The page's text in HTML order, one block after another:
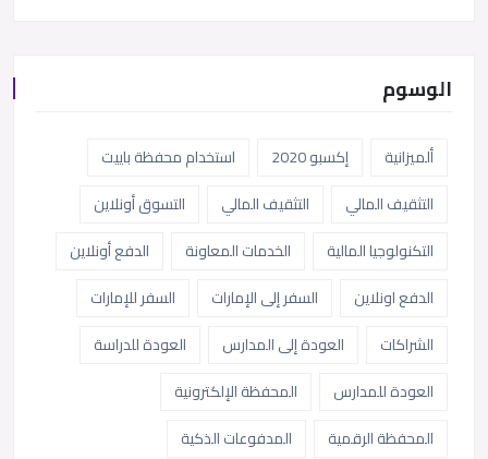
الوسوم
ألميزانية إكسبو 2020
استخدام محفظة باييت
التثقيف المالي
التثقيف المالي
التسوق أونلاين
التكنولوجيا المالية
الخدمات المعاونة
الدفع أونلاين
الدفع اونلاين
السفر إلى الإمارات
السفر للإمارات
الشراكات
العودة إلى المدارس
العودة للدراسة
العودة للمدارس
المحفظة الإلكترونية
المحفظة الرقمية
المدفوعات الذكية